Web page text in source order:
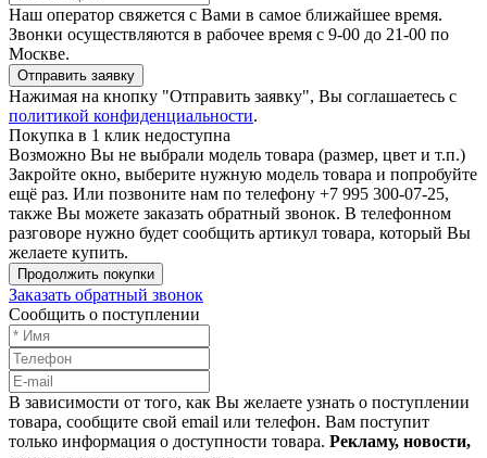
Наш оператор свяжется с Вами в самое ближайшее время.
Звонки осуществляются в рабочее время с 9-00 до 21-00 по
Москве.
Отправить заявку
Нажимая на кнопку "Отправить заявку", Вы соглашаетесь с
политикой конфиденциальности.
Покупка в 1 клик недоступна
Возможно Вы не выбрали модель товара (размер, цвет и т.п.)
Закройте окно, выберите нужную модель товара и попробуйте
ещё раз. Или позвоните нам по телефону +7 995 300-07-25,
также Вы можете заказать обратный звонок. В телефонном
разговоре нужно будет сообщить артикул товара, который Вы
желаете купить.
Продолжить покупки
Заказать обратный звонок
Сообщить о поступлении
В зависимости от того, как Вы желаете узнать о поступлении
товара, сообщите свой email или телефон. Вам поступит
только информация о доступности товара. Рекламу, новости,